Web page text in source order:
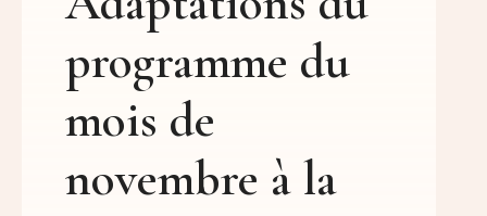
programme du
mois de
novembre à la